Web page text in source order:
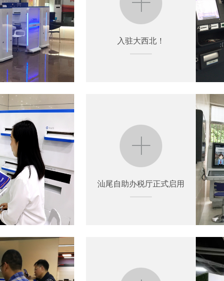
入驻大西北！
入驻大西北！
汕尾自助办税厅正式启用
汕尾自助办税厅正式启用